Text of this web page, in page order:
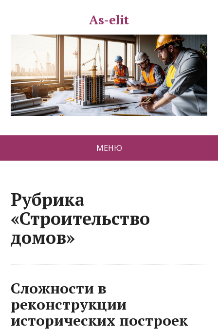
As-elit
МЕНЮ
Рубрика
«Строительство
домов»
Сложности в
реконструкции
исторических построек